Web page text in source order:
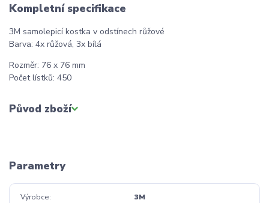
Kompletní specifikace
3M samolepicí kostka v odstínech růžové
Barva: 4x růžová, 3x bílá
Rozměr: 76 x 76 mm
Počet lístků: 450
Původ zboží
Parametry
Výrobce 3M